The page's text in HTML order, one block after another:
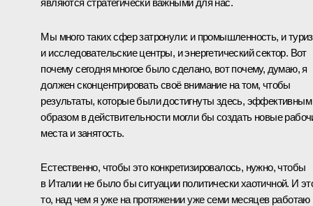
Мы много таких сфер затронули: и промышленность, и
и исследовательские центры, и энергетический сектор. Вот
почему сегодня многое было сделано, вот почему, думаю, я
должен сконцентрировать своё внимание на том, чтобы
результаты, которые были достигнуты здесь, эффективным
образом в действительности могли бы создать новые
места и занятость.
Естественно, чтобы это конкретизировалось, нужно, чтобы
в Италии не было бы ситуации политически хаотичной. И
то, над чем я уже на протяжении уже семи месяцев работаю